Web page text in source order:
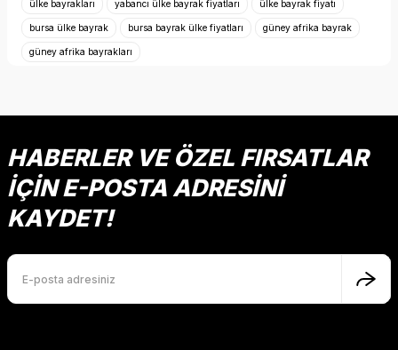
Ürün fiyatı diğer sitelerden daha pahalı.
Gönder
ülke bayrakları yabancı ülke bayrak fiyatları ülke bayrak fiyatı
bursa ülke bayrak bursa bayrak ülke fiyatları güney afrika bayrak
güney afrika bayrakları
HABERLER VE ÖZEL FIRSATLAR
İÇİN E-POSTA ADRESİNİ
KAYDET!